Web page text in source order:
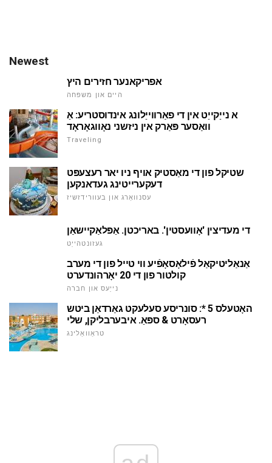
Newest
אפריקאנער חזירים היץ
היים און משפּחה
א נייַקייַט אין די פאַרווייַלונג אינדוסטריע: אַ
וואַסער פּאַרק אין ניזשני נאָווגאָראָד
Traveling
שטיקל פון די מאַסטיק אויף ניו יאר רעצעפּט
דעקערייטינג געדאנקען
עסנוואַרג און בעוורידזשיז
די מעדיצין 'אָוועסטין'. באריכטן. אַפּלאַקיישאַן
געזונטהייַט
אַנאַליטיקאַל פֿילאָסאָפֿיע ווי טייל פון די מערב
קולטור פון די 20 יאָרהונדערט
נייַעס און חברה
האָטעלס 5 *: סונריסע סעלעקט גאַרדאַן ביטש
רעסאָרט & ספּאַ. איבערבליקן, שלי
טראַוואַלינג